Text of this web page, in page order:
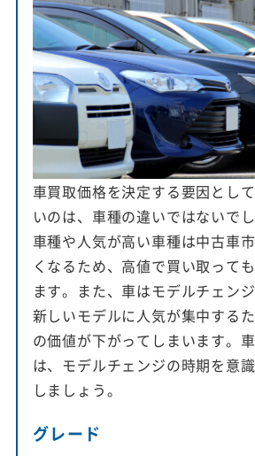
車買取価格を決定する要因とし
いのは、車種の違いではないで
車種や人気が高い車種は中古車
くなるため、高値で買い取って
ます。また、車はモデルチェン
新しいモデルに人気が集中する
の価値が下がってしまいます。
は、モデルチェンジの時期を意
しましょう。
グレード